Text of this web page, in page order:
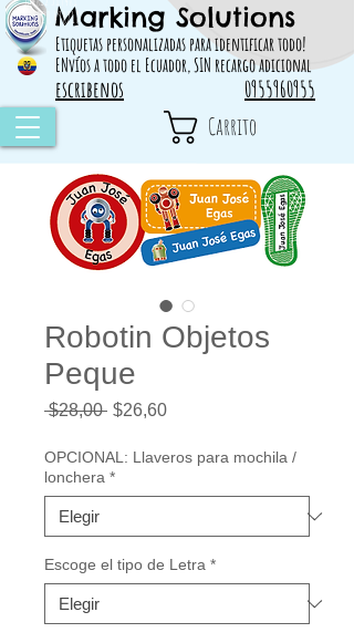
Marking Solutions
Etiquetas personalizadas para identificar todo!
ENvíos a todo el Ecuador, SIN recargo adicional
314828 498717
escribenos 0955960955
Carrito
Robotin Objetos
Peque
$28,00 Precio
$26,60Precio
OPCIONAL: Llaveros para mochila /
lonchera *
Escoge el tipo de Letra *